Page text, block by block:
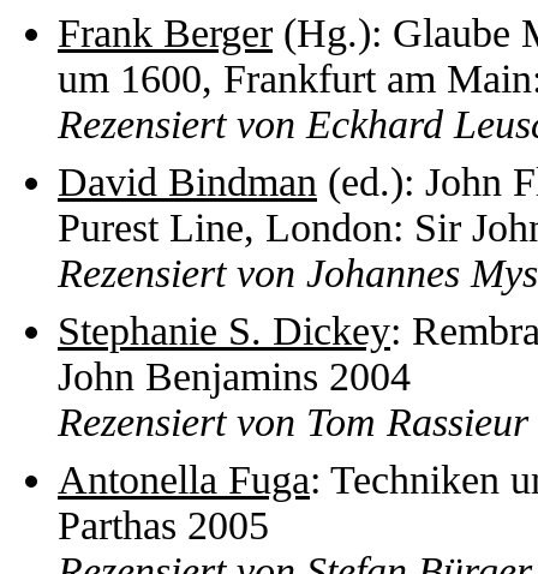
Frank Berger (Hg.): Glaube
um 1600, Frankfurt am
Rezensiert von Eckhard
David Bindman (ed.): John
Purest Line, London: Sir
Rezensiert von Johannes
Stephanie S. Dickey:
John Benjamins 2004
Rezensiert von Tom Rassieur
Antonella Fuga: Techniken
Parthas 2005